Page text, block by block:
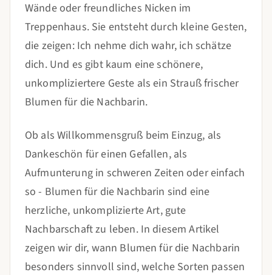
Wände oder freundliches Nicken im
Treppenhaus. Sie entsteht durch kleine Gesten,
die zeigen: Ich nehme dich wahr, ich schätze
dich. Und es gibt kaum eine schönere,
unkompliziertere Geste als ein Strauß frischer
Blumen für die Nachbarin.
Ob als Willkommensgruß beim Einzug, als
Dankeschön für einen Gefallen, als
Aufmunterung in schweren Zeiten oder einfach
so - Blumen für die Nachbarin sind eine
herzliche, unkomplizierte Art, gute
Nachbarschaft zu leben. In diesem Artikel
zeigen wir dir, wann Blumen für die Nachbarin
besonders sinnvoll sind, welche Sorten passen